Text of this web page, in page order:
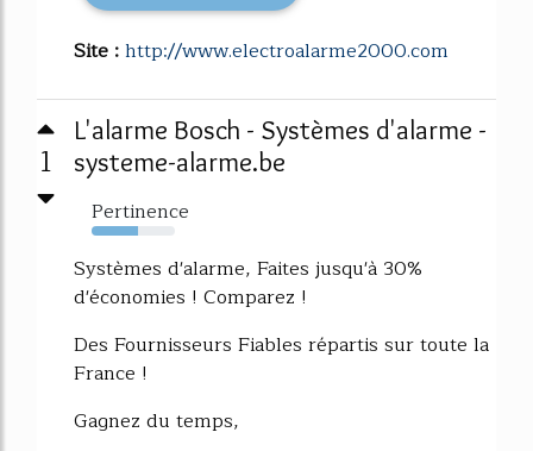
Site :http://www.electroalarme2000.com
1
L'alarme Bosch - Systèmes d'alarme -
systeme-alarme.be
Pertinence
56%
Systèmes d'alarme, Faites jusqu'à 30%
d'économies ! Comparez !
Des Fournisseurs Fiables répartis sur toute la
France !
Gagnez du temps,